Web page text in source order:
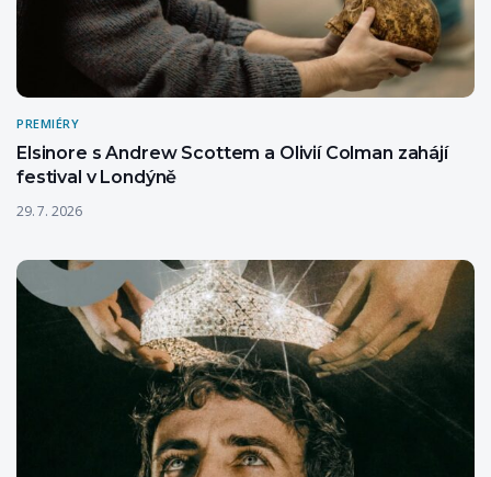
PREMIÉRY
Elsinore s Andrew Scottem a Olivií Colman zahájí
festival v Londýně
29. 7. 2026